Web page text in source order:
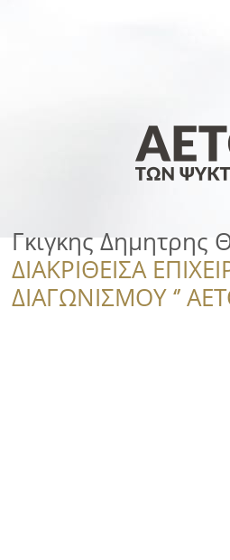
Γκιγκης Δημητρης
ΔΙΑΚΡΙΘΕΙΣΑ
ΔΙΑΓΩΝΙΣΜΟΥ ‘’